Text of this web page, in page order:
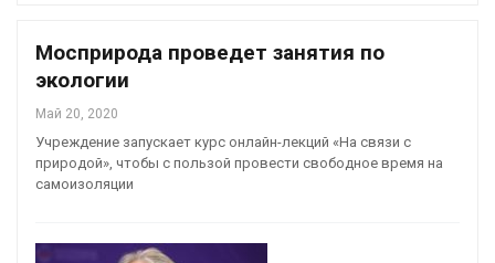
Мосприрода проведет занятия по
экологии
Май 20, 2020
Учреждение запускает курс онлайн-лекций «На связи с
природой», чтобы с пользой провести свободное время на
самоизоляции